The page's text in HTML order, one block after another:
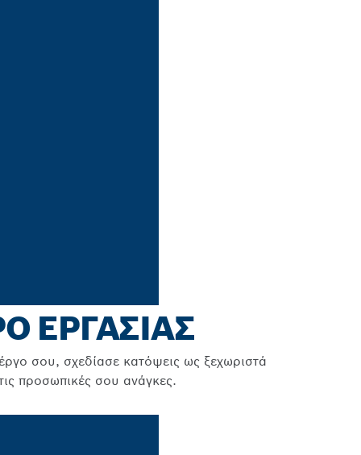
ΕΡΓΑΣΙΑΣ
σου, σχεδίασε κατόψεις ως ξεχωριστά
προσωπικές σου ανάγκες.